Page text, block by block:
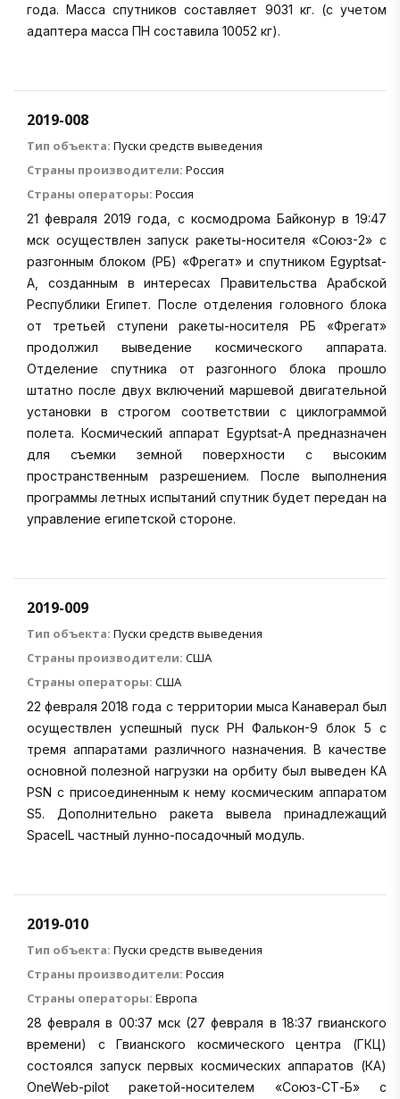
года. Масса спутников составляет 9031 кг. (с учетом
адаптера масса ПН составила 10052 кг).
2019-008
Тип объекта: Пуски средств выведения
Страны производители: Россия
Страны операторы: Россия
21 февраля 2019 года, с космодрома Байконур в 19:47
мск осуществлен запуск ракеты-носителя «Союз-2» с
разгонным блоком (РБ) «Фрегат» и спутником Egyptsat-
A, созданным в интересах Правительства Арабской
Республики Египет. После отделения головного блока
от третьей ступени ракеты-носителя РБ «Фрегат»
продолжил выведение космического аппарата.
Отделение спутника от разгонного блока прошло
штатно после двух включений маршевой двигательной
установки в строгом соответствии с циклограммой
полета. Космический аппарат Egyptsat-A предназначен
для съемки земной поверхности с высоким
пространственным разрешением. После выполнения
программы летных испытаний спутник будет передан на
управление египетской стороне.
2019-009
Тип объекта: Пуски средств выведения
Страны производители: США
Страны операторы: США
22 февраля 2018 года с территории мыса Канаверал был
осуществлен успешный пуск РН Фалькон-9 блок 5 с
тремя аппаратами различного назначения. В качестве
основной полезной нагрузки на орбиту был выведен КА
PSN с присоединенным к нему космическим аппаратом
S5. Дополнительно ракета вывела принадлежащий
SpaceIL частный лунно-посадочный модуль.
2019-010
Тип объекта: Пуски средств выведения
Страны производители: Россия
Страны операторы: Европа
28 февраля в 00:37 мск (27 февраля в 18:37 гвианского
времени) с Гвианского космического центра (ГКЦ)
состоялся запуск первых космических аппаратов (КА)
OneWeb-pilot ракетой-носителем «Союз-СТ-Б» с